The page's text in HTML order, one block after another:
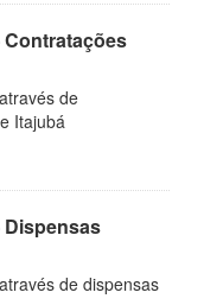
Contratações
de
Itajubá
Dispensas
de dispensas